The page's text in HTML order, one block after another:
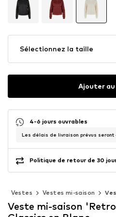
Sélectionnez la taille
Ajouter
4-6 jours ouvrables
Les délais de livraison prévus
Politique de retour de 30
Vestes Vestes mi-saison
Veste mi-saison